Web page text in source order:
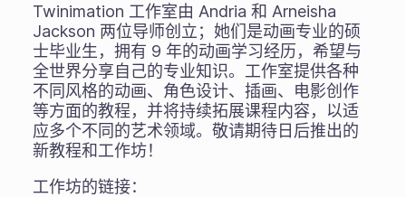
Twinimation 工作室由 Andria 和 Arneisha
Jackson 两位导师创立；她们是动画专业的硕
士毕业生，拥有 9 年的动画学习经历，希望与
全世界分享自己的专业知识。工作室提供各种
不同风格的动画、角色设计、插画、电影创作
等方面的教程，并将持续拓展课程内容，以适
应多个不同的艺术领域。敬请期待日后推出的
新教程和工作坊！
工作坊的链接：